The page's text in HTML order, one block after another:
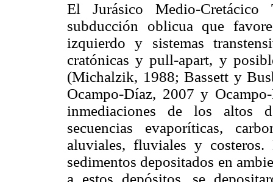
El Jurásico Medio-Cretácico
subducción oblicua que
izquierdo y sistemas
cratónicas y pull-apart, y
(Michalzik, 1988; Bassett y
Ocampo-Díaz, 2007 y
inmediaciones de los altos
secuencias evaporíticas,
aluviales, fluviales y costeros.
sedimentos depositados en
a estos depósitos, se